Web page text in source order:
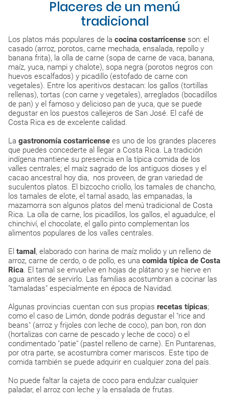
Placeres de un menú
tradicional
Los platos más populares de la cocina costarricense son: el
casado (arroz, porotos, carne mechada, ensalada, repollo y
banana frita), la olla de carne (sopa de carne de vaca, banana,
maíz, yuca, nampi y chalote), sopa negra (porotos negros con
huevos escalfados) y picadillo (estofado de carne con
vegetales). Entre los aperitivos destacan: los gallos (tortillas
rellenas), tortas (con carne y vegetales), arreglados (bocadillos
de pan) y el famoso y delicioso pan de yuca, que se puede
degustar en los puestos callejeros de San José. El café de
Costa Rica es de excelente calidad.
La gastronomía costarricense es uno de los grandes placeres
que puedes concederte al llegar a Costa Rica. La tradición
indígena mantiene su presencia en la típica comida de los
valles centrales; el maíz sagrado de los antiguos dioses y el
cacao ancestral hoy dia, nos proveen, de gran variedad de
suculentos platos. El bizcocho criollo, los tamales de chancho,
los tamales de elote, el tamal asado, las empanadas, la
mazamorra son algunos platos del menú tradicional de Costa
Rica. La olla de carne, los picadillos, los gallos, el aguadulce, el
chinchiví, el chocolate, el gallo pinto complementan los
alimentos populares de los valles centrales.
El tamal , elaborado con harina de maíz molido y un relleno de
arroz, carne de cerdo, o de pollo, es una comida típica de Costa
Rica. El tamal se envuelve en hojas de plátano y se hierve en
agua antes de servirlo. Las familias acostumbran a cocinar las
"tamaladas" especialmente en época de Navidad.
Algunas provincias cuentan con sus propias recetas típicas;
como el caso de Limón, donde podrás degustar el "rice and
beans" (arroz y frijoles con leche de coco), pan bon, ron don
(hortalizas con carne de pescado y leche de coco) o el
condimentado "patie" (pastel relleno de carne). En Puntarenas,
por otra parte, se acostumbra comer mariscos. Este tipo de
comida también se puede adquirir en cualquier zona del país.
No puede faltar la cajeta de coco para endulzar cualquier
paladar, el arroz con leche y la ensalada de frutas.